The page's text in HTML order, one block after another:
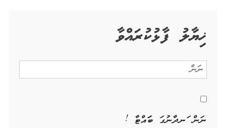
ޚިޔާލު ފާޅުކުރައްވާ
ނަން ހަނދާނުގަ ބަހައްޓާ !